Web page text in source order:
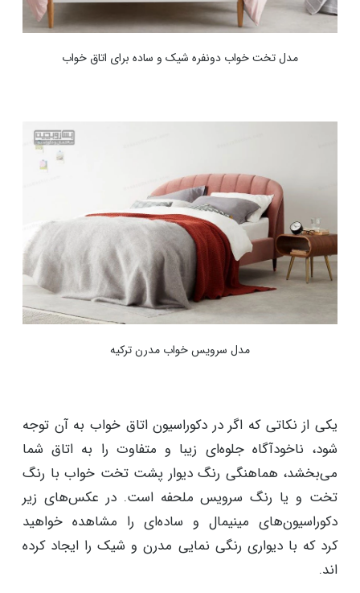
مدل تخت خواب دونفره شیک و ساده برای اتاق خواب
مدل سرویس خواب مدرن ترکیه
یکی از نکاتی که اگر در دکوراسیون اتاق خواب به آن توجه
شود، ناخودآگاه جلوه‌ای زیبا و متفاوت را به اتاق شما
می‌بخشد، هماهنگی رنگ دیوار پشت تخت خواب با رنگ
تخت و یا رنگ سرویس ملحفه است. در عکس‌های زیر
دکوراسیون‌های مینیمال و ساده‌ای را مشاهده خواهید
کرد که با دیواری رنگی نمایی مدرن و شیک را ایجاد کرده
اند.